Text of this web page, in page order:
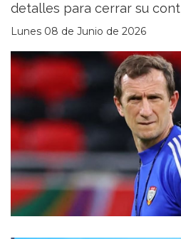
detalles para cerrar su
Lunes 08 de Junio de 2026